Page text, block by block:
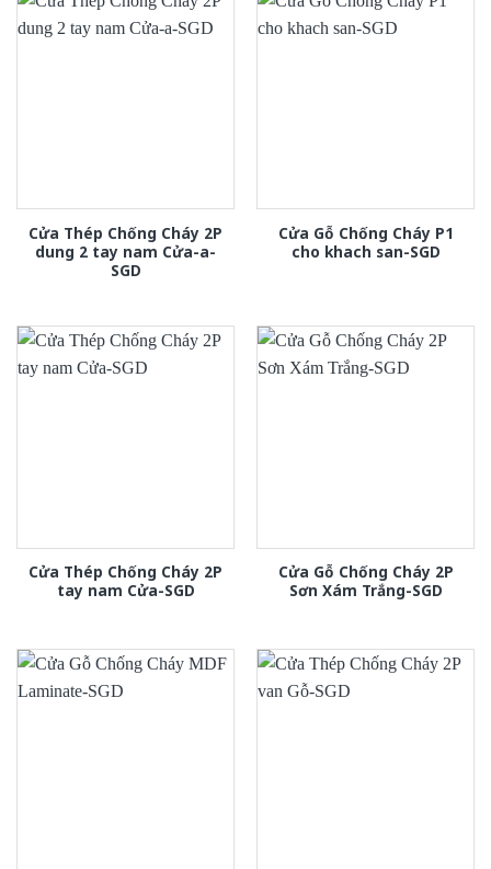
Cửa Thép Chống Cháy 2P
dung 2 tay nam Cửa-a-
SGD
Cửa Gỗ Chống Cháy P1
cho khach san-SGD
Cửa Thép Chống Cháy 2P
tay nam Cửa-SGD
Cửa Gỗ Chống Cháy 2P
Sơn Xám Trắng-SGD